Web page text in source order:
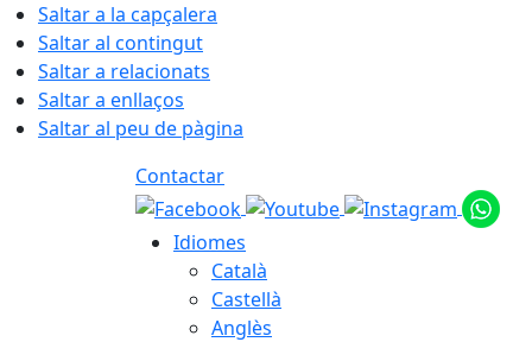
Saltar a la capçalera
Saltar al contingut
Saltar a relacionats
Saltar a enllaços
Saltar al peu de pàgina
Contactar
Idiomes
Català
Castellà
Anglès